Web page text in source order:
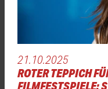
21.10.2025
ROTER TEPPICH
FILMFESTSPIELE: